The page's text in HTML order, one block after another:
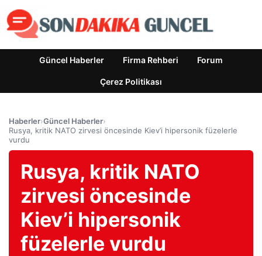
Güncel Haberler Firma Rehberi Forum
Çerez Politikası
Haberler›Güncel Haberler›
Rusya, kritik NATO zirvesi öncesinde Kiev’i hipersonik füzelerle
vurdu
Rusya, kritik NATO
zirvesi öncesinde
Kiev’i hipersonik
füzelerle vurdu